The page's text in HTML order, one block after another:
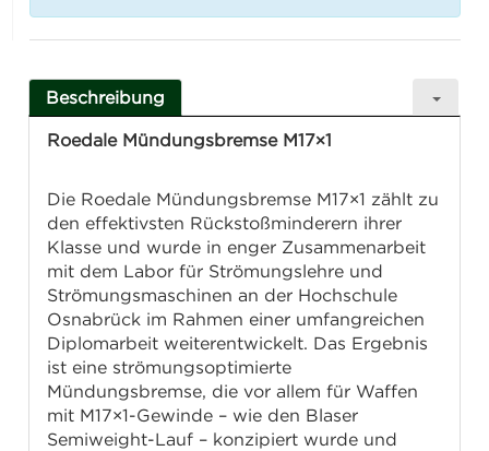
Beschreibung
Roedale Mündungsbremse M17×1
Die Roedale Mündungsbremse M17×1 zählt zu
den effektivsten Rückstoßminderern ihrer
Klasse und wurde in enger Zusammenarbeit
mit dem Labor für Strömungslehre und
Strömungsmaschinen an der Hochschule
Osnabrück im Rahmen einer umfangreichen
Diplomarbeit weiterentwickelt. Das Ergebnis
ist eine strömungsoptimierte
Mündungsbremse, die vor allem für Waffen
mit M17×1-Gewinde – wie den Blaser
Semiweight-Lauf – konzipiert wurde und